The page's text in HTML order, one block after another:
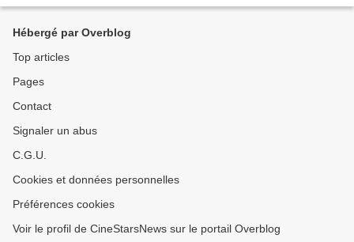
Hébergé par Overblog
Top articles
Pages
Contact
Signaler un abus
C.G.U.
Cookies et données personnelles
Préférences cookies
Voir le profil de CineStarsNews sur le portail Overblog